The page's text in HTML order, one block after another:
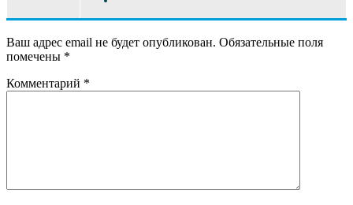
Ваш адрес email не будет опубликован. Обязательные поля
помечены *
Комментарий *